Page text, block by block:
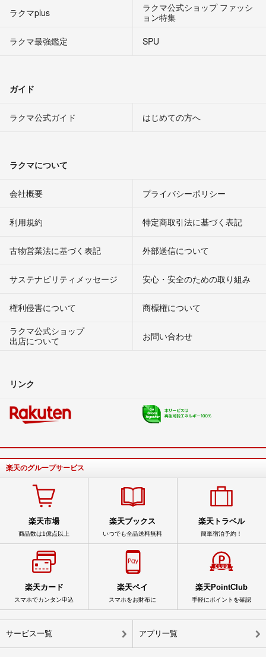
ラクマplus
ラクマ公式ショップ ファッシ
ョン特集
ラクマ最強鑑定
SPU
ガイド
ラクマ公式ガイド はじめての方へ
ラクマについて
会社概要 プライバシーポリシー
利用規約 特定商取引法に基づく表記
古物営業法に基づく表記 外部送信について
サステナビリティメッセージ 安心・安全のための取り組み
権利侵害について
商標権について
ラクマ公式ショップ
出店について
お問い合わせ
リンク
楽天のグループサービス
楽天市場
商品数は1億点以上
楽天ブックス
いつでも全品送料無料
楽天トラベル
簡単宿泊予約！
楽天カード
スマホでカンタン申込
楽天ペイ
スマホをお財布に
楽天PointClub
手軽にポイントを確認
サービス一覧 アプリ一覧